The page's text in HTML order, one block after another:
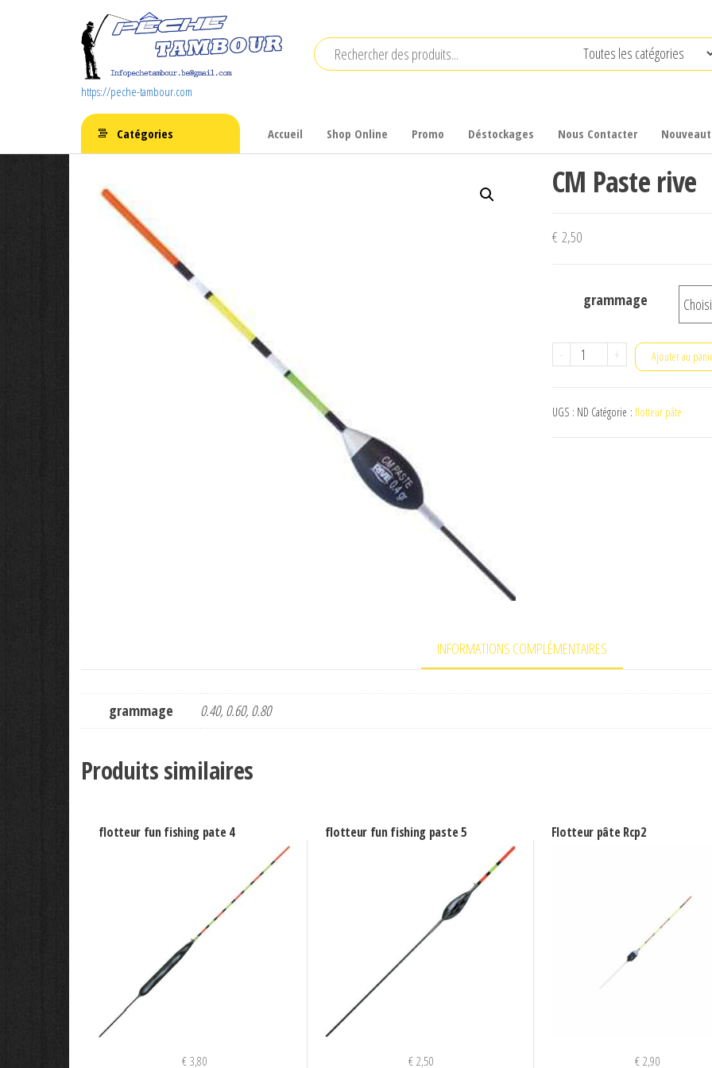
https://peche-tambour.com
Catégories Accueil Shop Online Promo Déstockages Nous Contacter
CM Paste rive
€ 2,50
grammage
-
quantité
Paste
+ Ajouter au
UGS : ND Catégorie : flotteur pâte
INFORMATIONS COMPLÉMENTAIRES
grammage 0.40, 0.60, 0.80
Produits similaires
flotteur fun fishing pate 4
€3,80
flotteur fun fishing paste 5
€2,50
Flotteur pâte Rcp2
€2,90